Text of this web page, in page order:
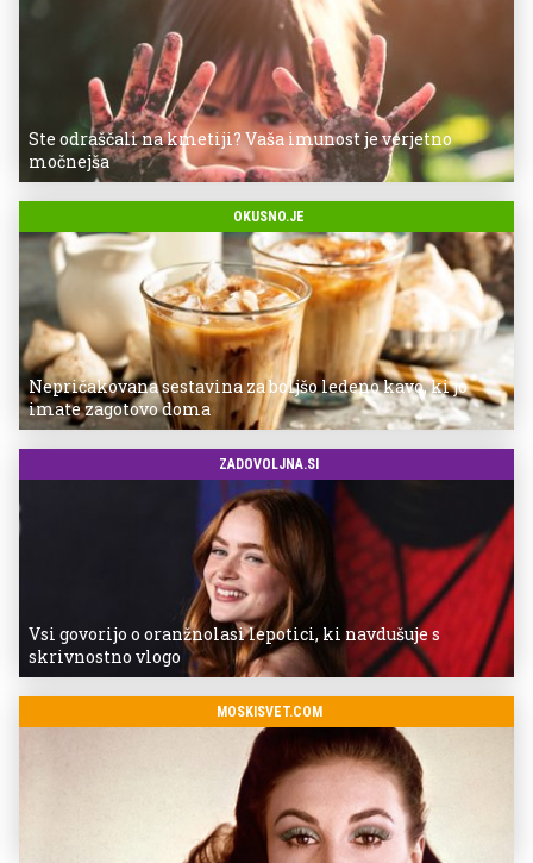
Ste odraščali na kmetiji? Vaša imunost je verjetno
močnejša
OKUSNO.JE
Nepričakovana sestavina za boljšo ledeno kavo, ki jo
imate zagotovo doma
ZADOVOLJNA.SI
Vsi govorijo o oranžnolasi lepotici, ki navdušuje s
skrivnostno vlogo
MOSKISVET.COM